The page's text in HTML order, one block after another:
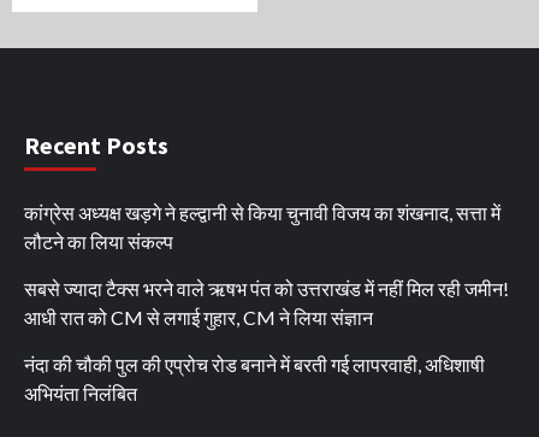
Recent Posts
कांग्रेस अध्यक्ष खड़गे ने हल्द्वानी से किया चुनावी विजय का शंखनाद, सत्ता में
लौटने का लिया संकल्प
सबसे ज्यादा टैक्स भरने वाले ऋषभ पंत को उत्तराखंड में नहीं मिल रही जमीन!
आधी रात को CM से लगाई गुहार, CM ने लिया संज्ञान
नंदा की चौकी पुल की एप्रोच रोड बनाने में बरती गई लापरवाही, अधिशाषी
अभियंता निलंबित